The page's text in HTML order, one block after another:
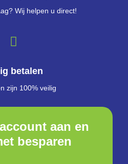
Wij helpen u direct!
betalen
zijn 100% veilig
aan en
besparen